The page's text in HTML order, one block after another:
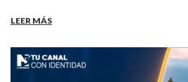
LEER MÁS